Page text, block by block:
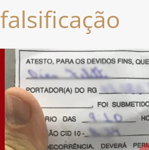
falsificação